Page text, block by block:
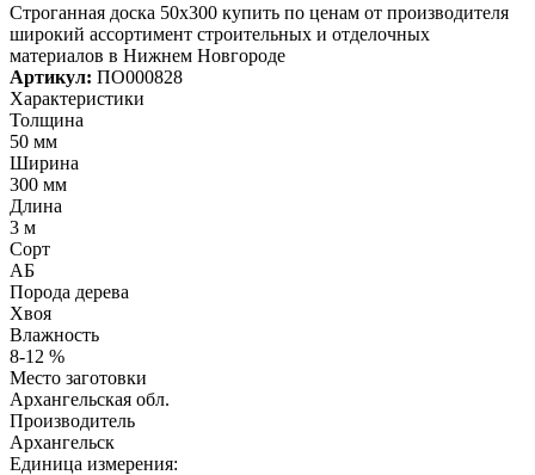
Строганная доска 50х300 купить по ценам от производителя
широкий ассортимент строительных и отделочных
материалов в Нижнем Новгороде
Артикул: ПО000828
Характеристики
Толщина
50 мм
Ширина
300 мм
Длина
3 м
Сорт
АБ
Порода дерева
Хвоя
Влажность
8-12 %
Место заготовки
Архангельская обл.
Производитель
Архангельск
Единица измерения: